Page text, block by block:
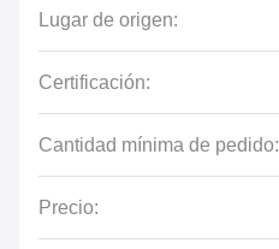
Lugar de origen:
Certificación:
Cantidad mínima de pedido:
Precio: